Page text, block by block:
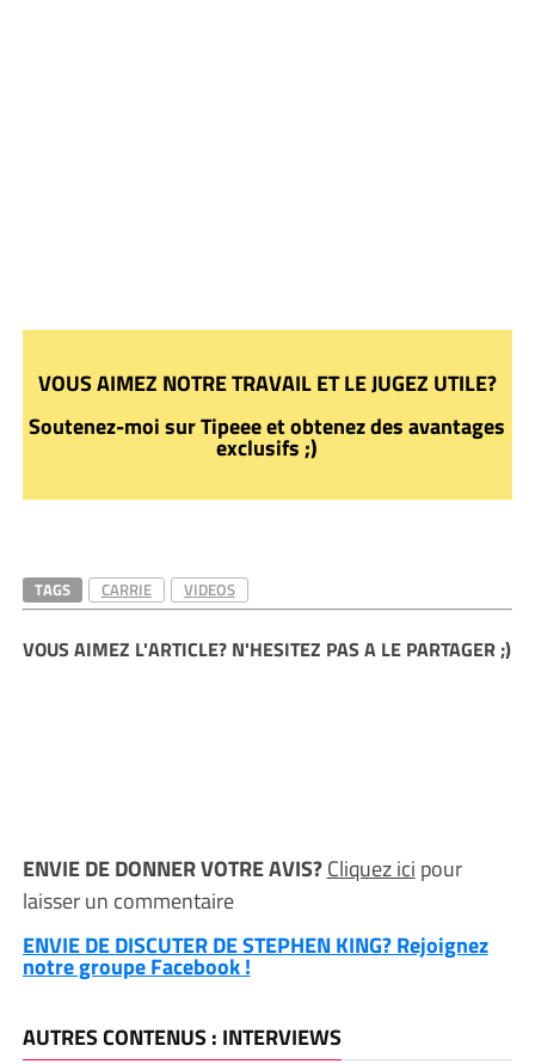
VOUS AIMEZ NOTRE TRAVAIL ET LE JUGEZ UTILE?
Soutenez-moi sur Tipeee et obtenez des avantages
exclusifs ;)
TAGS CARRIE VIDEOS
VOUS AIMEZ L'ARTICLE? N'HESITEZ PAS A LE PARTAGER ;)
ENVIE DE DONNER VOTRE AVIS?Cliquez ici pour
laisser un commentaire
ENVIE DE DISCUTER DE STEPHEN KING? Rejoignez
notre groupe Facebook !
AUTRES CONTENUS : INTERVIEWS